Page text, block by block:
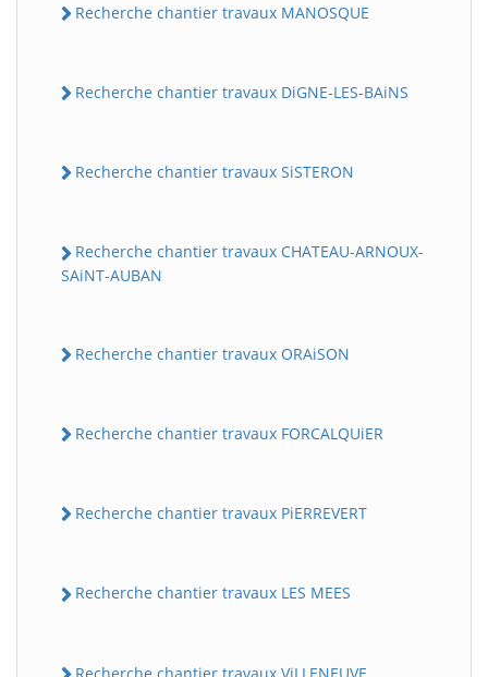
Recherche chantier travaux MANOSQUE
Recherche chantier travaux DiGNE-LES-BAiNS
Recherche chantier travaux SiSTERON
Recherche chantier travaux CHATEAU-ARNOUX-
SAiNT-AUBAN
Recherche chantier travaux ORAiSON
Recherche chantier travaux FORCALQUiER
Recherche chantier travaux PiERREVERT
Recherche chantier travaux LES MEES
Recherche chantier travaux ViLLENEUVE